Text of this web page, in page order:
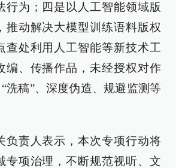
行为；四是以人工智能领域版
推动解决大模型训练语料版权
查处利用人工智能等新技术工
编、传播作品，未经授权对作
洗稿”、深度伪造、规避监测等
负责人表示，本次专项行动将
专项治理，不断规范视听、文